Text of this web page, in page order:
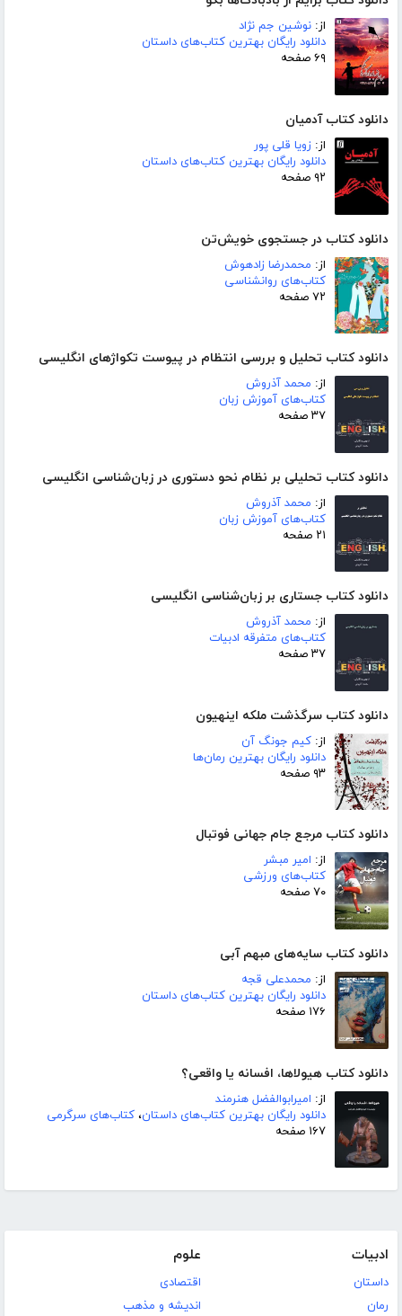
از: نوشین جم نژاد
دانلود رایگان بهترین کتاب‌های داستان
۶۹ صفحه
دانلود کتاب آدمیان
از: زویا قلی پور
دانلود رایگان بهترین کتاب‌های داستان
۹۲ صفحه
دانلود کتاب در جستجوی خویش‌تن
از: محمدرضا زادهوش
کتاب‌های روانشناسی
۷۲ صفحه
دانلود کتاب تحلیل و بررسی انتظام در پیوست تکواژهای انگلیسی
از: محمد آذروش
کتاب‌های آموزش زبان
۳۷ صفحه
دانلود کتاب تحلیلی بر نظام نحو دستوری در زبان‌شناسی انگلیسی
از: محمد آذروش
کتاب‌های آموزش زبان
۲۱ صفحه
دانلود کتاب جستاری بر زبان‌شناسی انگلیسی
از: محمد آذروش
کتاب‌های متفرقه ادبیات
۳۷ صفحه
دانلود کتاب سرگذشت ملکه اینهیون
از: کیم جونگ آن
دانلود رایگان بهترین رمان‌ها
۹۳ صفحه
دانلود کتاب مرجع جام جهانی فوتبال
از: امیر مبشر
کتاب‌های ورزشی
۷۰ صفحه
دانلود کتاب سایه‌های مبهم آبی
از: محمدعلی قجه
دانلود رایگان بهترین کتاب‌های داستان
۱۷۶ صفحه
دانلود کتاب هیولاها، افسانه یا واقعی؟
از: امیرابوالفضل هنرمند
دانلود رایگان بهترین کتاب‌های داستان، کتاب‌های سرگرمی
۱۶۷ صفحه
ادبیات
داستان
رمان
علوم
اقتصادی
اندیشه و مذهب